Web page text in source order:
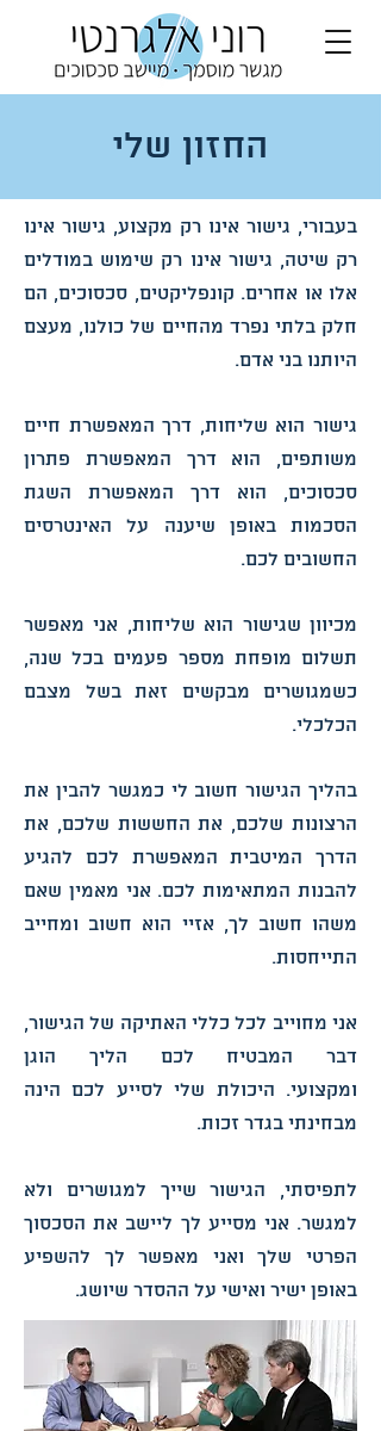
החזון שלי
בעבורי, גישור אינו רק מקצוע, גישור אינו
רק שיטה, גישור אינו רק שימוש במודלים
אלו או אחרים. קונפליקטים, סכסוכים, הם
חלק בלתי נפרד מהחיים של כולנו, מעצם
היותנו בני אדם.
גישור הוא שליחות, דרך המאפשרת חיים
משותפים, הוא דרך המאפשרת פתרון
סכסוכים, הוא דרך המאפשרת השגת
הסכמות באופן שיענה על האינטרסים
החשובים לכם.
מכיוון שגישור הוא שליחות, אני מאפשר
תשלום מופחת מספר פעמים בכל שנה,
כשמגושרים מבקשים זאת בשל מצבם
הכלכלי.
בהליך הגישור חשוב לי כמגשר להבין את
הרצונות שלכם, את החששות שלכם, את
הדרך המיטבית המאפשרת לכם להגיע
להבנות המתאימות לכם. אני מאמין שאם
משהו חשוב לך, אזיי הוא חשוב ומחייב
התייחסות.
אני מחוייב לכל כללי האתיקה של הגישור,
דבר המבטיח לכם הליך הוגן
ומקצועי. היכולת שלי לסייע לכם הינה
מבחינתי בגדר זכות.
לתפיסתי, הגישור שייך למגושרים ולא
למגשר. אני מסייע לך ליישב את הסכסוך
הפרטי שלך ואני מאפשר לך להשפיע
באופן ישיר ואישי על ההסדר שיושג.